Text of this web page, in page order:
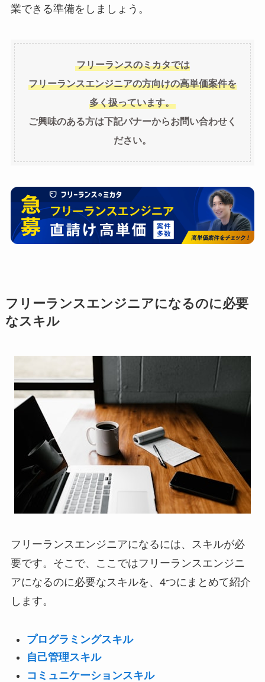
業できる準備をしましょう。
フリーランスのミカタでは
フリーランスエンジニアの方向けの高単価案件を
多く扱っています。
ご興味のある方は下記バナーからお問い合わせく
ださい。
フリーランスエンジニアになるのに必要
なスキル
フリーランスエンジニアになるには、スキルが必
要です。そこで、ここではフリーランスエンジニ
アになるのに必要なスキルを、4つにまとめて紹介
します。
プログラミングスキル
自己管理スキル
コミュニケーションスキル